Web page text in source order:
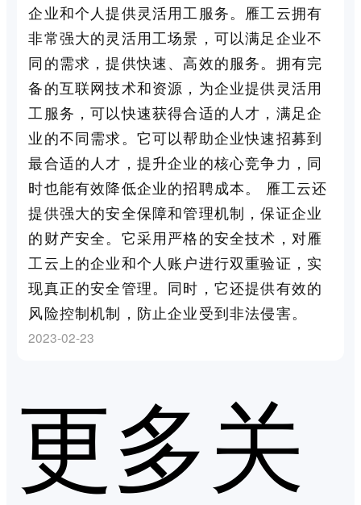
企业和个人提供灵活用工服务。雁工云拥有
非常强大的灵活用工场景，可以满足企业不
同的需求，提供快速、高效的服务。拥有完
备的互联网技术和资源，为企业提供灵活用
工服务，可以快速获得合适的人才，满足企
业的不同需求。它可以帮助企业快速招募到
最合适的人才，提升企业的核心竞争力，同
时也能有效降低企业的招聘成本。 雁工云还
提供强大的安全保障和管理机制，保证企业
的财产安全。它采用严格的安全技术，对雁
工云上的企业和个人账户进行双重验证，实
现真正的安全管理。同时，它还提供有效的
风险控制机制，防止企业受到非法侵害。
2023-02-23
更多关